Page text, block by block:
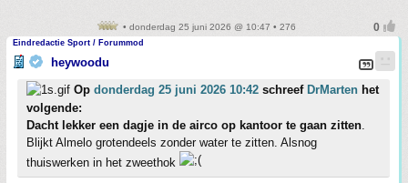
• donderdag 25 juni 2026 @ 10:47 • 276
Eindredactie Sport / Forummod
heywoodu
Op donderdag 25 juni 2026 10:42 schreef DrMarten het
volgende:
Dacht lekker een dagje in de airco op kantoor te gaan zitten.
Blijkt Almelo grotendeels zonder water te zitten. Alsnog
thuiswerken in het zweethok